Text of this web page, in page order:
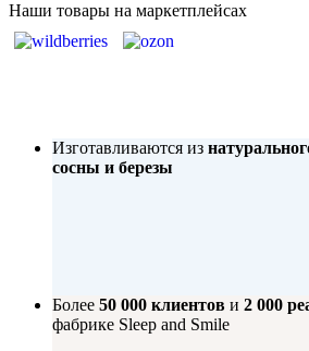
Наши товары на маркетплейсах
Изготавливаются из
сосны и березы
Более 50 000 клиентов и 2 000
фабрике Sleep and Smile